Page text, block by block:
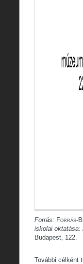
Forrás: Forrás-
iskolai oktatása:
Budapest, 122.
További célként